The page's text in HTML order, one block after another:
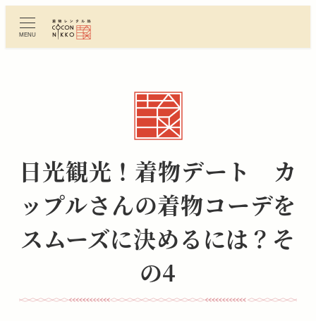
ン
MENU
日光観光！着物デート カ
ップルさんの着物コーデを
スムーズに決めるには？そ
の4